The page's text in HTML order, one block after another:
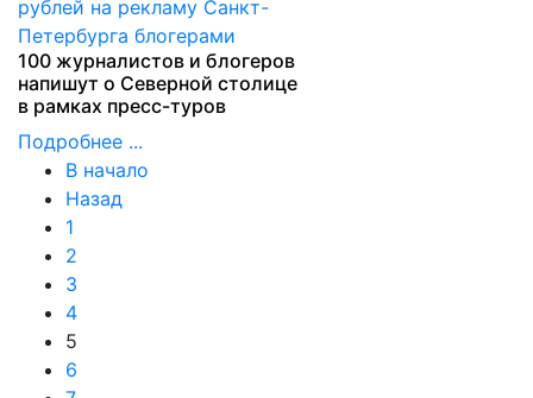
100 журналистов и блогеров
напишут о Северной столице
в рамках пресс-туров
Подробнее ...
В начало
Назад
1
2
3
4
5
6